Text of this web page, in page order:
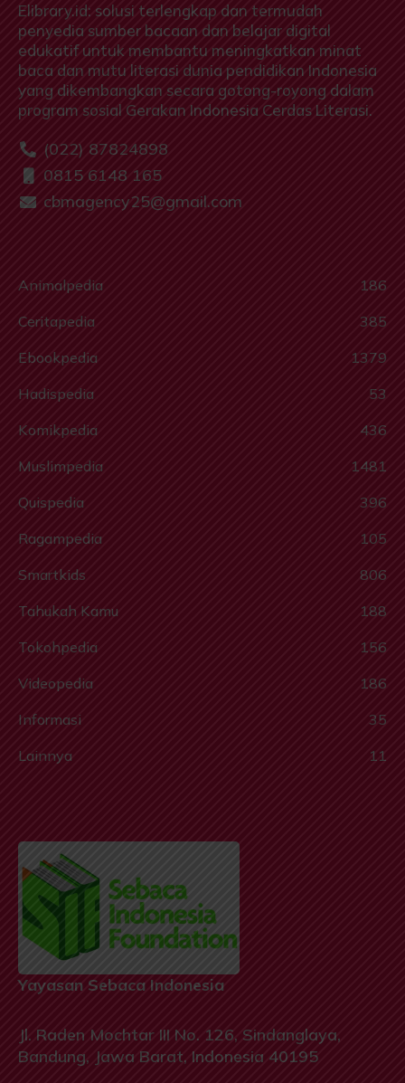
Elibrary.id: solusi terlengkap dan termudah
penyedia sumber bacaan dan belajar digital
edukatif untuk membantu meningkatkan minat
baca dan mutu literasi dunia pendidikan Indonesia
yang dikembangkan secara gotong-royong dalam
program sosial Gerakan Indonesia Cerdas Literasi.
(022) 87824898
0815 6148 165
cbmagency25@gmail.com
Animalpedia
186
Ceritapedia
385
Ebookpedia
1379
Hadispedia
53
Komikpedia
436
Muslimpedia
1481
Quispedia
396
Ragampedia
105
Smartkids
806
Tahukah Kamu
188
Tokohpedia
156
Videopedia
186
Informasi
35
Lainnya
11
Yayasan Sebaca Indonesia
Jl. Raden Mochtar III No. 126, Sindanglaya,
Bandung, Jawa Barat, Indonesia 40195